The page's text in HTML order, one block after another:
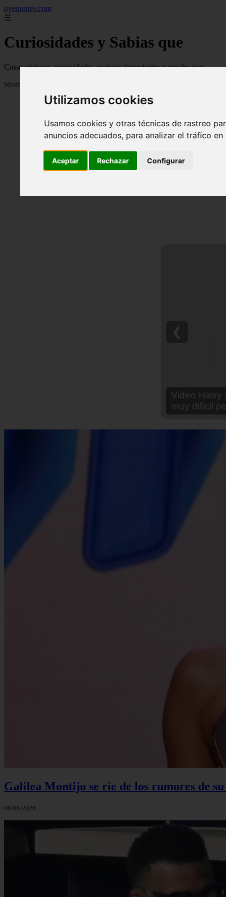
Utilizamos cookies
Usamos cookies y otras técnicas de rastreo
anuncios adecuados, para analizar el tráfico
Aceptar Rechazar Configurar
oyequotes.com
☰
Curiosidades y Sabias que
Cosas curiosas, curiosidades, noticias impactantes y mucho mas
Mostrando 1 - 24 de 2834 artículos
Video Ana
❮
Galilea Montijo se ríe de los rumores de
06/08/2026